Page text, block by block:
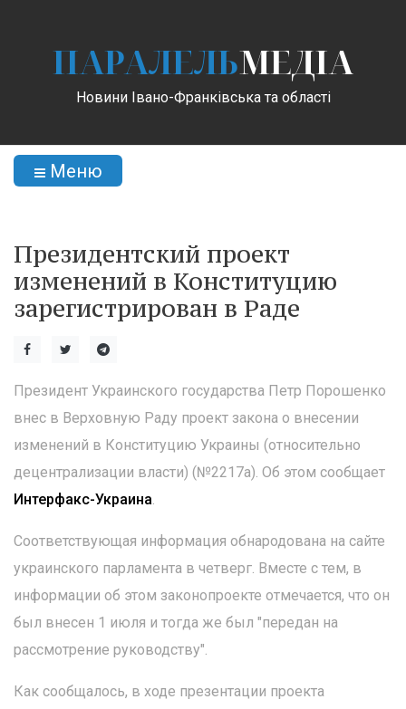
ПАРАЛЕЛЬМЕДІА
Новини Івано-Франківська та області
Меню
Президентский проект
изменений в Конституцию
зарегистрирован в Раде
Президент Украинского государства Петр Порошенко
внес в Верховную Раду проект закона о внесении
изменений в Конституцию Украины (относительно
децентрализации власти) (№2217а). Об этом сообщает
Интерфакс-Украина.
Соответствующая информация обнародована на сайте
украинского парламента в четверг. Вместе с тем, в
информации об этом законопроекте отмечается, что он
был внесен 1 июля и тогда же был "передан на
рассмотрение руководству".
Как сообщалось, в ходе презентации проекта